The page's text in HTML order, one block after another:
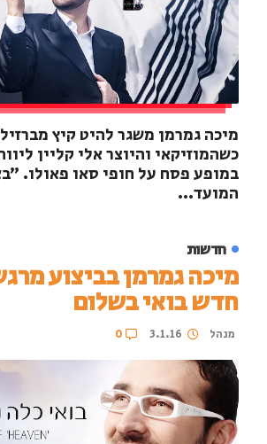
מיכה גמרמן משגר להיט קיץ
כשהמוזיקאי והיוצר אלי קליין
במופע פסח על חופי סאו פאולו.
המועד...
חדשות
מיכה גמרמן בביצוע
חדש בואי בשלום
מנהל 3.1.16
0